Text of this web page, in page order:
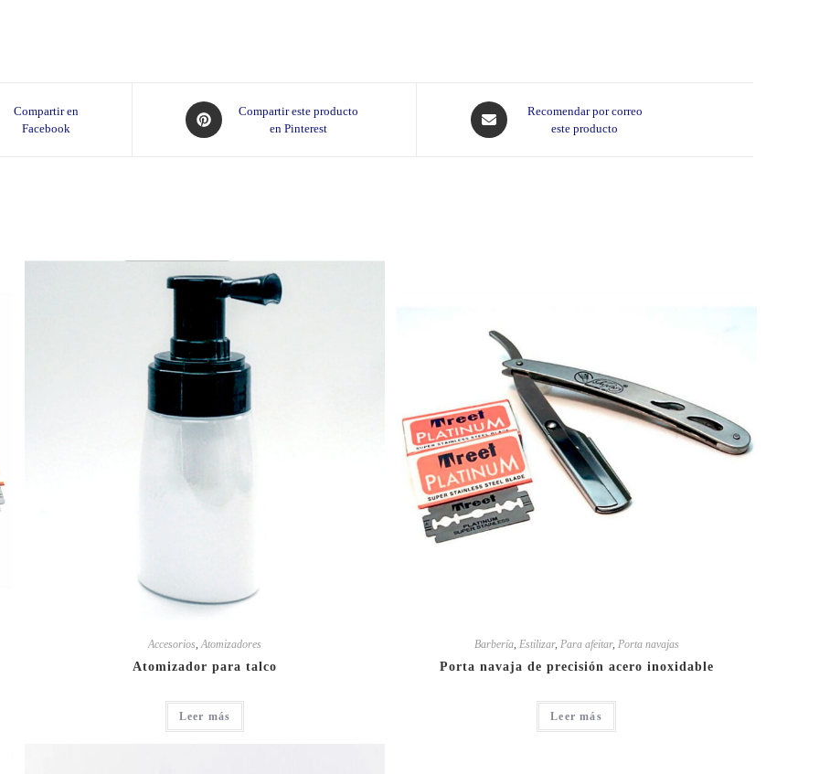
Compartir en
Facebook
Opens
in
Compartir este producto
en Pinterest
Opens
in
Recomendar por correo
este producto
Accesorios,Atomizadores
Atomizador para talco
Leer más
Barbería, Estilizar, Para afeitar, Porta navajas
Porta navaja de precisión acero inoxidable
Leer más